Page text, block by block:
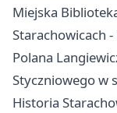
Miejska
Starachowicach
Polana
Styczniowego w
Historia